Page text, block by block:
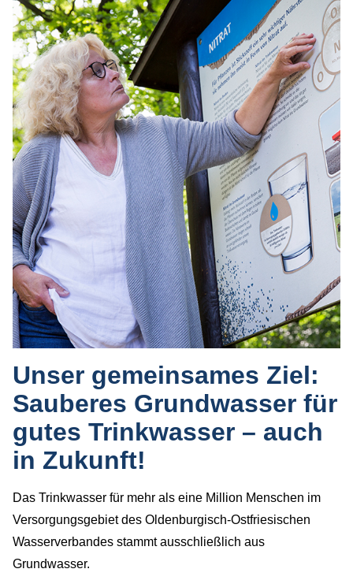
Unser gemeinsames Ziel:
Sauberes Grundwasser für
gutes Trinkwasser – auch
in Zukunft!
Das Trinkwasser für mehr als eine Million Menschen im
Versorgungsgebiet des Oldenburgisch-Ostfriesischen
Wasserverbandes stammt ausschließlich aus
Grundwasser.